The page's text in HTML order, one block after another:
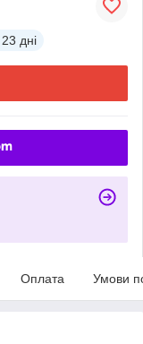
23 дні
Оплата Умови